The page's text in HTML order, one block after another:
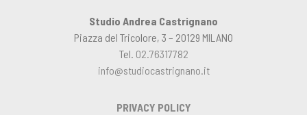
Studio Andrea Castrignano
Piazza del Tricolore, 3 – 20129 MILANO
Tel. 02.76317782
info@studiocastrignano.it
PRIVACY POLICY